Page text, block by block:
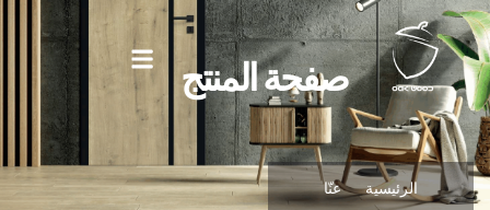
الرئيسية عنّا
صفحة المنتج